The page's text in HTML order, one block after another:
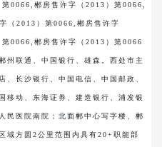
0066,郴房售许字（2013）第0066,
（2013）第0066,郴房售许字
0066,郴房售许字（2013）第0066
联通、中国银行、雄森。西处市主
、长沙银行、中国电信、中国邮政、
移动、东海证券、建造银行、浦发银
民医院南院；北面郴中心写字楼、郴
域方圆2公里范围内具有20+职能部